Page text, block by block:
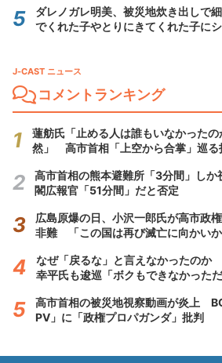
ダレノガレ明美、被災地炊き出しで
でくれた子やとりにきてくれた子にシ
J-CAST ニュース
コメントランキング
蓮舫氏「止める人は誰もいなかった
然」 高市首相「上空から合掌」巡る
高市首相の熊本避難所「3分間」し
閣広報官「51分間」だと否定
広島原爆の日、小沢一郎氏が高市政
非難 「この国は再び滅亡に向かいか
なぜ「戻るな」と言えなかったのか
幸平氏も逡巡「ボクもできなかっただ
高市首相の被災地視察動画が炎上
PV」に「政権プロパガンダ」批判